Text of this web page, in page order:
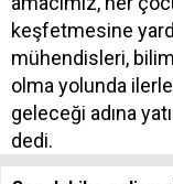
keşfetmesine
mühendisleri, bilim
olma yolunda
geleceği adına
dedi.